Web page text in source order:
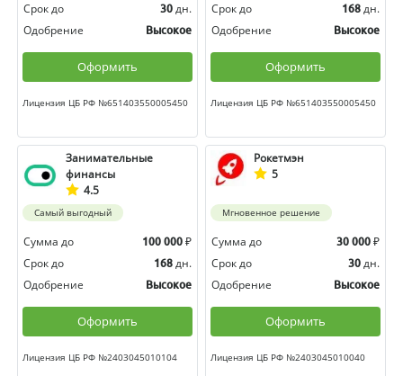
Срок до
30 дн.
Одобрение
Высокое
Оформить
Лицензия ЦБ РФ №651403550005450
Срок до
168 дн.
Одобрение
Высокое
Оформить
Лицензия ЦБ РФ №651403550005450
Занимательные
финансы
4.5
Самый выгодный
Сумма до 100 000 ₽
Срок до
168 дн.
Одобрение
Высокое
Оформить
Лицензия ЦБ РФ №2403045010104
Рокетмэн
5
Мгновенное решение
Сумма до 30 000 ₽
Срок до
30 дн.
Одобрение
Высокое
Оформить
Лицензия ЦБ РФ №2403045010040